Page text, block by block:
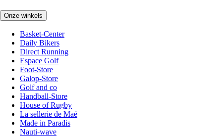
Onze winkels
Basket-Center
Daily Bikers
Direct Running
Espace Golf
Foot-Store
Galop-Store
Golf and co
Handball-Store
House of Rugby
La sellerie de Maé
Made in Paradis
Nauti-wave